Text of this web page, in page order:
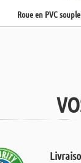
Roue en PVC